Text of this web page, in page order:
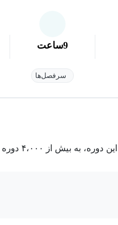
9ساعت
سرفصل‌ها
دیگر دسترسی خواهید داشت.